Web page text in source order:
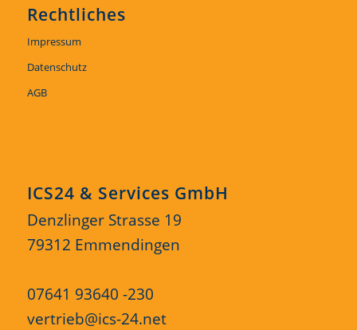
Rechtliches
Impressum
Datenschutz
AGB
ICS24 & Services GmbH
Denzlinger Strasse 19
79312 Emmendingen
07641 93640 -230
vertrieb@ics-24.net